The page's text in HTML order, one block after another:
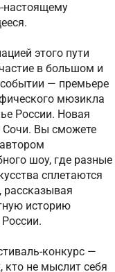
настоящему
этого пути
в большом и
— премьере
мюзикла
России. Новая
Сочи. Вы сможете
шоу, где разные
сплетаются
рассказывая
историю
конкурс —
кто не мыслит себя